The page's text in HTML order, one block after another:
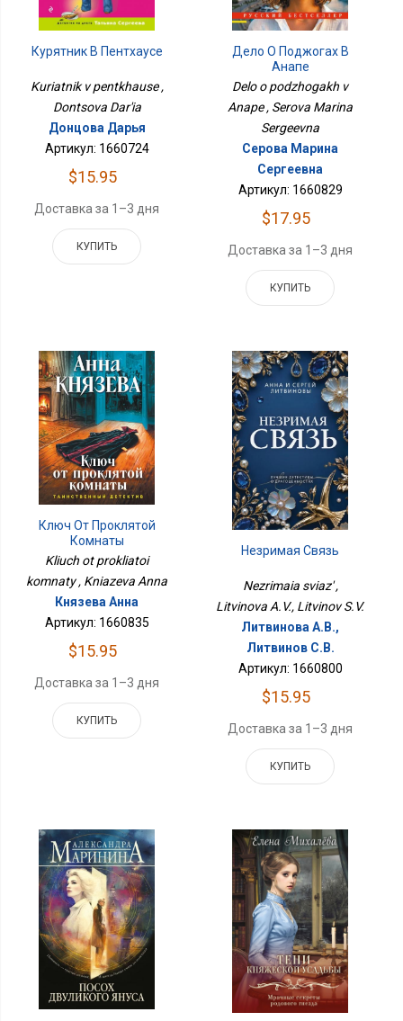
Курятник В Пентхаусе
Kuriatnik v pentkhause ,
Dontsova Dar'ia
Донцова Дарья
Артикул: 1660724
$15.95
Доставка за 1–3 дня
КУПИТЬ
Дело О Поджогах В
Анапе
Delo o podzhogakh v
Anape , Serova Marina
Sergeevna
Серова Марина
Сергеевна
Артикул: 1660829
$17.95
Доставка за 1–3 дня
КУПИТЬ
Ключ От Проклятой
Комнаты
Kliuch ot prokliatoi
komnaty , Kniazeva Anna
Князева Анна
Артикул: 1660835
$15.95
Доставка за 1–3 дня
КУПИТЬ
Незримая Связь
Nezrimaia sviaz' ,
Litvinova A.V., Litvinov S.V.
Литвинова А.В.,
Литвинов С.В.
Артикул: 1660800
$15.95
Доставка за 1–3 дня
КУПИТЬ